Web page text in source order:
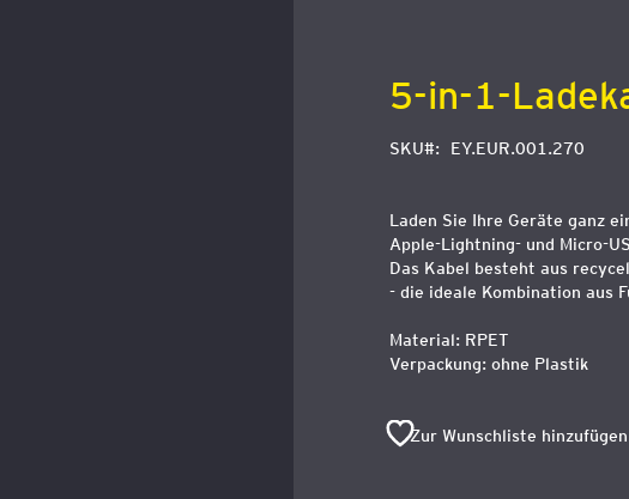
5-in-1-
SKU EY.EUR.001.270
Laden Sie Ihre Geräte ganz
Apple-Lightning- und Micro-
Das Kabel besteht aus
- die ideale Kombination aus
Material: RPET
Verpackung: ohne Plastik
Zur Wunschliste hinzufügen